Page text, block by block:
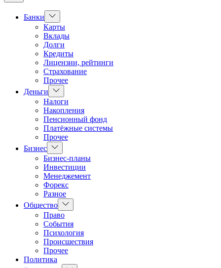
Банки
Показать
подменю
Карты
Вклады
Долги
Кредиты
Лицензии, рейтинги
Страхование
Прочее
Деньги
Показать
подменю
Налоги
Накопления
Пенсионный фонд
Платёжные системы
Прочее
Бизнес Показать
подменю
Бизнес-планы
Инвестиции
Менеджемент
Форекс
Разное
Общество Показать
подменю
Право
События
Психология
Происшествия
Прочее
Политика